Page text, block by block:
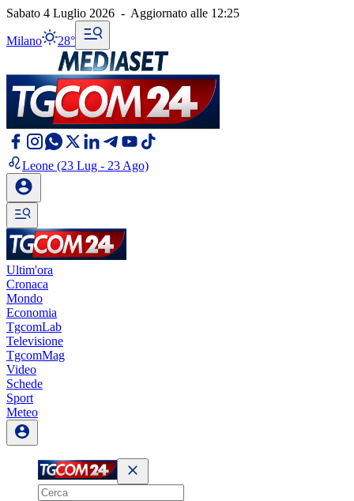
Sabato 4 Luglio 2026 - Aggiornato alle 12:25
Milano 28°
Leone (23 Lug - 23 Ago)
Ultim'ora
Cronaca
Mondo
Economia
TgcomLab
Televisione
TgcomMag
Video
Schede
Sport
Meteo